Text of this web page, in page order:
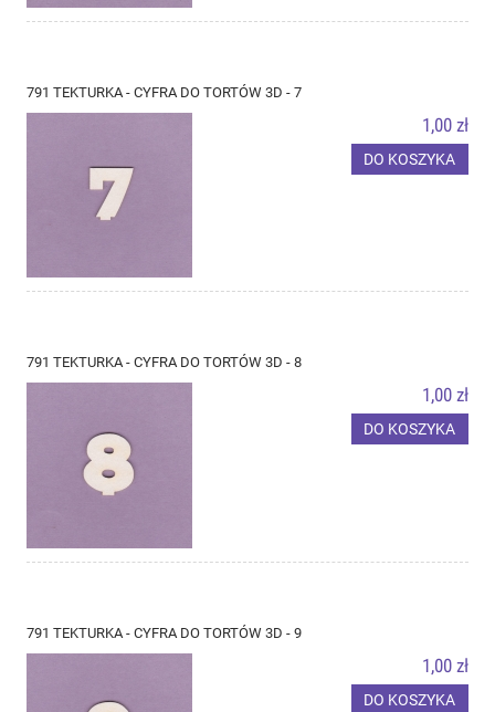
791 TEKTURKA - CYFRA DO TORTÓW 3D - 7
1,00 zł
DO KOSZYKA
791 TEKTURKA - CYFRA DO TORTÓW 3D - 8
1,00 zł
DO KOSZYKA
791 TEKTURKA - CYFRA DO TORTÓW 3D - 9
1,00 zł
DO KOSZYKA